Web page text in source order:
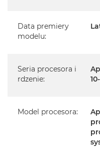
Posiada system
polskim oraz
urządzenia.
Magic Keyboard z
Data premiery
modelu:
Seria procesora i
rdzenie:
Model procesora: